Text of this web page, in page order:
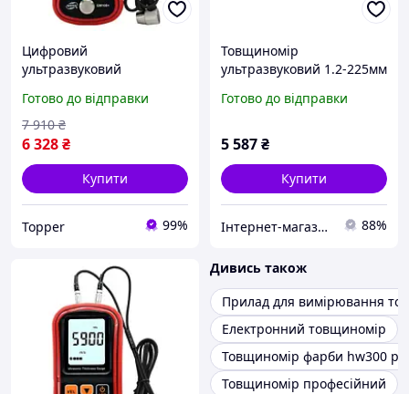
Цифровий
ультразвуковий
BENETECH GM100X
Готово до відправки
6 328₴
7 910 ₴
Купити
Topper 99%
Товщиномір
ультразвуковий 1.2-225мм
кейсі
Готово до відправки
5 587₴
Купити
Інтернет-магазин "3S-Avto" 88%
Дивись також
Прилад для вимірювання
Електронний товщиномір
Товщиномір фарби hw300
Товщиномір професійний